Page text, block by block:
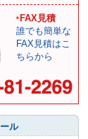
FAX見積
誰でも簡単な
FAX見積はこ
ちらから
ル